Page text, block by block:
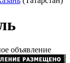
объявление